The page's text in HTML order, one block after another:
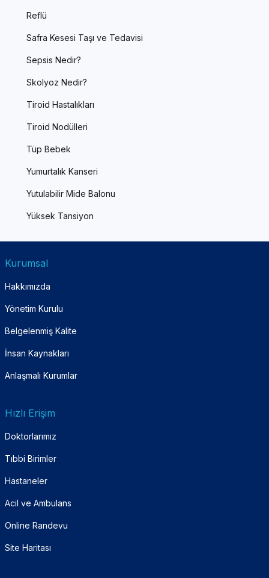
Reflü
Safra Kesesi Taşı ve Tedavisi
Sepsis Nedir?
Skolyoz Nedir?
Tiroid Hastalıkları
Tiroid Nodülleri
Tüp Bebek
Yumurtalık Kanseri
Yutulabilir Mide Balonu
Yüksek Tansiyon
Kurumsal
Hakkımızda
Yönetim Kurulu
Belgelenmiş Kalite
İnsan Kaynakları
Anlaşmalı Kurumlar
Hızlı Erişim
Doktorlarımız
Tıbbi Birimler
Hastaneler
Acil ve Ambulans
Online Randevu
Site Haritası